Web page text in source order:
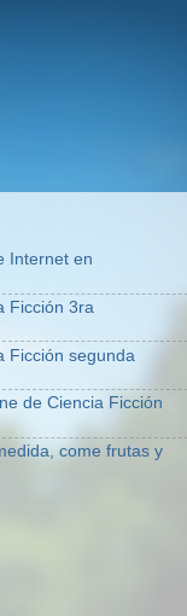
Internet en
Ficción 3ra
Ficción segunda
de Ciencia Ficción
come frutas y